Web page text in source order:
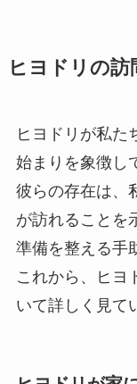
ヒヨドリの訪
ヒヨドリが私た
始まりを象徴し
彼らの存在は、
が訪れることを
準備を整える手
これから、ヒヨ
いて詳しく見て